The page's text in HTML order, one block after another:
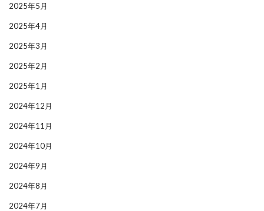
2025年5月
2025年4月
2025年3月
2025年2月
2025年1月
2024年12月
2024年11月
2024年10月
2024年9月
2024年8月
2024年7月